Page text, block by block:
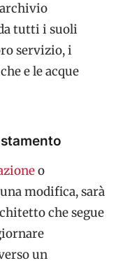
tutti i suoli
servizio, i
e le acque
o
modifica, sarà
che segue
un